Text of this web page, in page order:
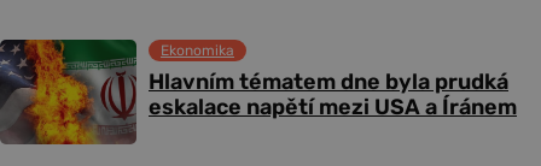
Hlavním tématem dne byla prudká
eskalace napětí mezi USA a Íránem
Ekonomika